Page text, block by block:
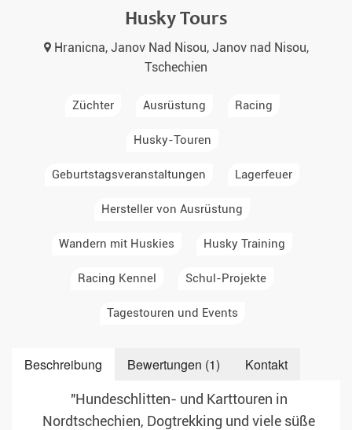
Husky Tours
Hranicna, Janov Nad Nisou, Janov nad Nisou,
Tschechien
Züchter Ausrüstung Racing
Husky-Touren
Geburtstagsveranstaltungen Lagerfeuer
Hersteller von Ausrüstung
Wandern mit Huskies Husky Training
Racing Kennel Schul-Projekte
Tagestouren und Events
Beschreibung Bewertungen (1) Kontakt
"Hundeschlitten- und Karttouren in
Nordtschechien, Dogtrekking und viele süße